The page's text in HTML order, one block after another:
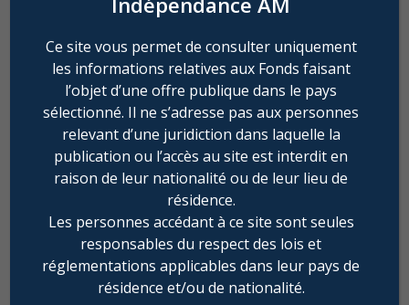
Jesuit Refugee Service (JRS)
Une ONG internationale qui
cumule près de 40 ans
Ce site vous permet de consulter uniquement
les informations relatives aux Fonds faisant
l’objet d’une offre publique dans le pays
sélectionné. Il ne s’adresse pas aux personnes
relevant d’une juridiction dans laquelle la
publication ou l’accès au site est interdit en
raison de leur nationalité ou de leur lieu de
résidence.
Les personnes accédant à ce site sont seules
responsables du respect des lois et
réglementations applicables dans leur pays de
résidence et/ou de nationalité.